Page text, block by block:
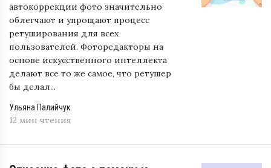
автокоррекции фото значительно
облегчают и упрощают процесс
ретуширования для всех
пользователей. Фоторедакторы на
основе искусственного интеллекта
делают все то же самое, что ретушер
бы делал...
Ульяна Палийчук
12 мин чтения